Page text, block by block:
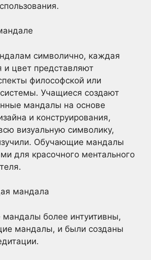
символично, каждая
и цвет представляют
философской или
Учащиеся создают
мандалы на основе
и конструирования,
визуальную символику,
Обучающие мандалы
для красочного ментального
мандала
более интуитивны,
мандалы, и были созданы